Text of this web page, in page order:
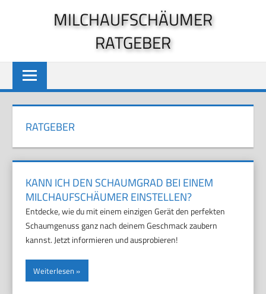
MILCHAUFSCHÄUMER
RATGEBER
RATGEBER
KANN ICH DEN SCHAUMGRAD BEI EINEM
MILCHAUFSCHÄUMER EINSTELLEN?
Entdecke, wie du mit einem einzigen Gerät den perfekten
Schaumgenuss ganz nach deinem Geschmack zaubern
kannst. Jetzt informieren und ausprobieren!
Weiterlesen